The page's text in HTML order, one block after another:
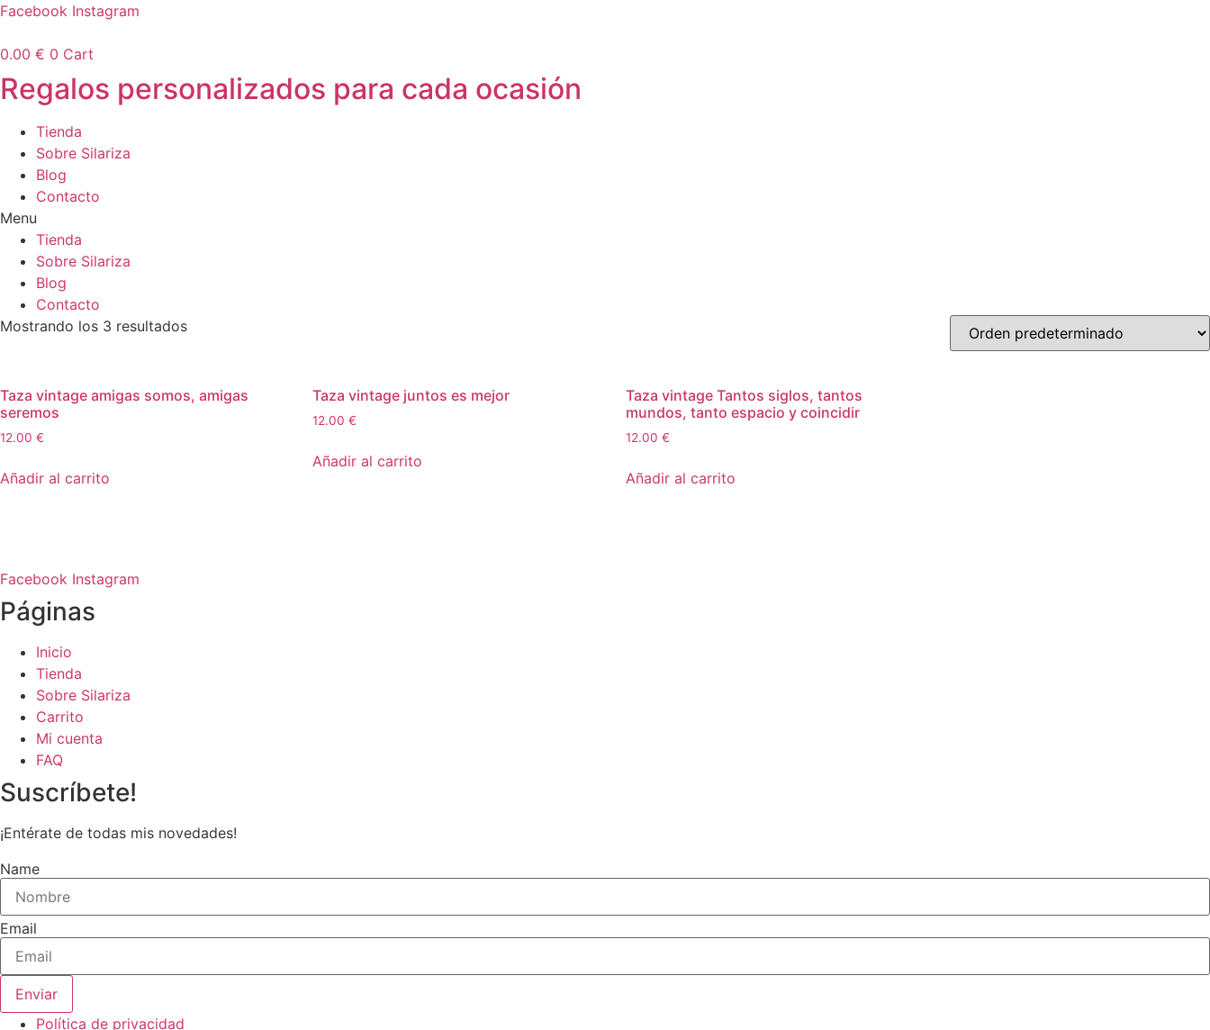
Ir
contenido
Facebook Instagram
0.00 € 0 Cart
Regalos personalizados para cada ocasión
Tienda
Sobre Silariza
Blog
Contacto
Menu
Tienda
Sobre Silariza
Blog
Contacto
Mostrando los 3 resultados
Taza vintage amigas somos, amigas
seremos
12.00 €
Añadir al carrito
Taza vintage juntos es mejor
12.00€
Añadir al carrito
Taza vintage Tantos siglos, tantos
mundos, tanto espacio y coincidir
12.00 €
Añadir al carrito
Facebook Instagram
Páginas
Inicio
Tienda
Sobre Silariza
Carrito
Mi cuenta
FAQ
Suscríbete!
¡Entérate de todas mis novedades!
Name
Email
Enviar
Política de privacidad